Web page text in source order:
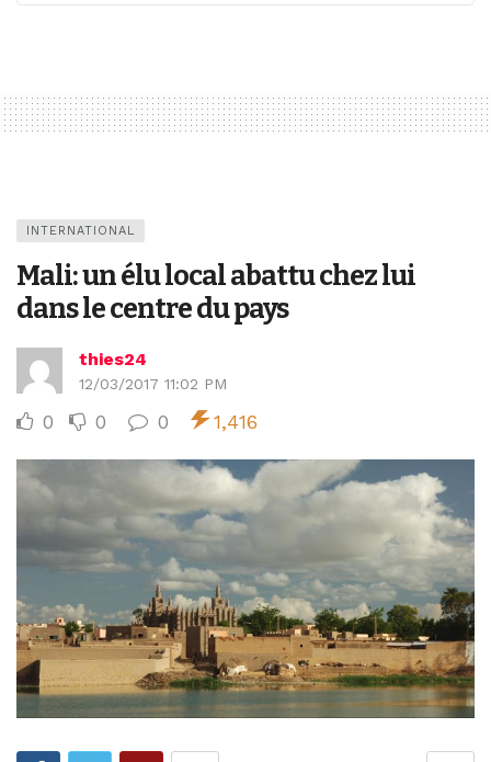
INTERNATIONAL
Mali: un élu local abattu chez lui
dans le centre du pays
thies24
12/03/2017 11:02 PM
0 0 0 1,416